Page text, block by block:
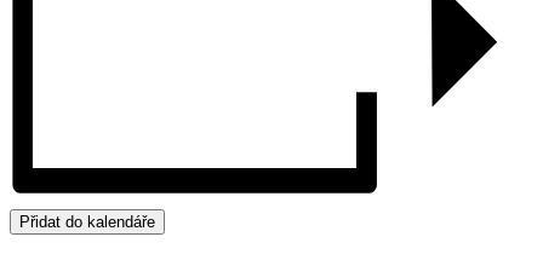
Přidat do kalendáře